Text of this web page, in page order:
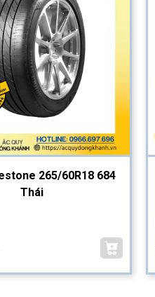
265/60R18 684
Thái